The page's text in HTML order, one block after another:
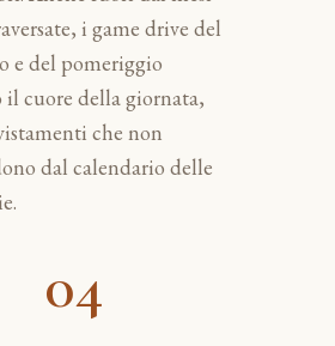
i game drive del
e del pomeriggio
il cuore della giornata,
che non
dal calendario delle
04